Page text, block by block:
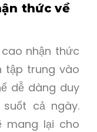
thức về
nhận thức
tập trung vào
dễ dàng duy
cả ngày.
mang lại cho